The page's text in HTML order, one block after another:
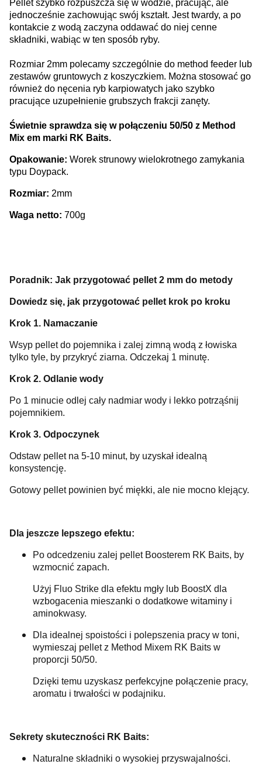
Pellet szybko rozpuszcza się w wodzie, pracując, ale
jednocześnie zachowując swój kształt. Jest twardy, a po
kontakcie z wodą zaczyna oddawać do niej cenne
składniki, wabiąc w ten sposób ryby.
Rozmiar 2mm polecamy szczególnie do method feeder lub
zestawów gruntowych z koszyczkiem. Można stosować go
również do nęcenia ryb karpiowatych jako szybko
pracujące uzupełnienie grubszych frakcji zanęty.
Świetnie sprawdza się w połączeniu 50/50 z Method
Mix em marki RK Baits.
Opakowanie: Worek strunowy wielokrotnego zamykania
typu Doypack.
Rozmiar: 2mm
Waga netto: 700g
Poradnik: Jak przygotować pellet 2 mm do metody
Dowiedz się, jak przygotować pellet krok po kroku
Krok 1. Namaczanie
Wsyp pellet do pojemnika i zalej zimną wodą z łowiska
tylko tyle, by przykryć ziarna. Odczekaj 1 minutę.
Krok 2. Odlanie wody
Po 1 minucie odlej cały nadmiar wody i lekko potrząśnij
pojemnikiem.
Krok 3. Odpoczynek
Odstaw pellet na 5-10 minut, by uzyskał idealną
konsystencję.
Gotowy pellet powinien być miękki, ale nie mocno klejący.
Dla jeszcze lepszego efektu:
Po odcedzeniu zalej pellet Boosterem RK Baits, by
wzmocnić zapach.
Użyj Fluo Strike dla efektu mgły lub BoostX dla
wzbogacenia mieszanki o dodatkowe witaminy i
aminokwasy.
Dla idealnej spoistości i polepszenia pracy w toni,
wymieszaj pellet z Method Mixem RK Baits w
proporcji 50/50.
Dzięki temu uzyskasz perfekcyjne połączenie pracy,
aromatu i trwałości w podajniku.
Sekrety skuteczności RK Baits:
Naturalne składniki o wysokiej przyswajalności.